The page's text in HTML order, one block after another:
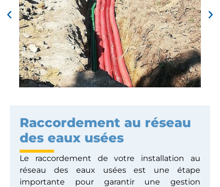
Raccordement au réseau
des eaux usées
Le raccordement de votre installation au
réseau des eaux usées est une étape
importante pour garantir une gestion